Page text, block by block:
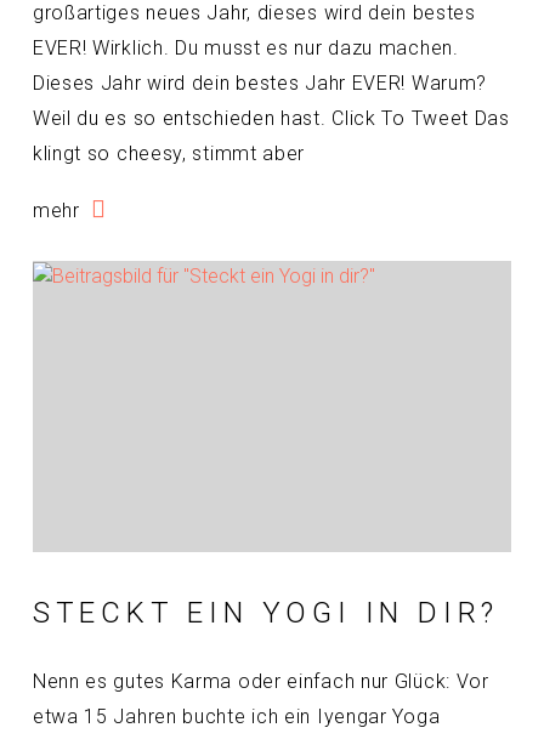
großartiges neues Jahr, dieses wird dein bestes
EVER! Wirklich. Du musst es nur dazu machen.
Dieses Jahr wird dein bestes Jahr EVER! Warum?
Weil du es so entschieden hast. Click To Tweet Das
klingt so cheesy, stimmt aber
mehr
STECKT EIN YOGI IN DIR?
Nenn es gutes Karma oder einfach nur Glück: Vor
etwa 15 Jahren buchte ich ein Iyengar Yoga